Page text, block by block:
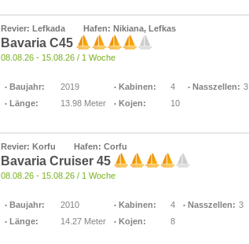
Revier: Lefkada Hafen: Nikiana, Lefkas
Bavaria C45
08.08.26 - 15.08.26 / 1 Woche
Baujahr:
2019
Länge:
13.98 Meter
Kabinen:
4
Kojen:
10
Nasszellen: 3
Revier: Korfu Hafen: Corfu
Bavaria Cruiser 45
08.08.26 - 15.08.26 / 1 Woche
Baujahr:
2010
Länge:
14.27 Meter
Kabinen:
4
Kojen:
8
Nasszellen: 3